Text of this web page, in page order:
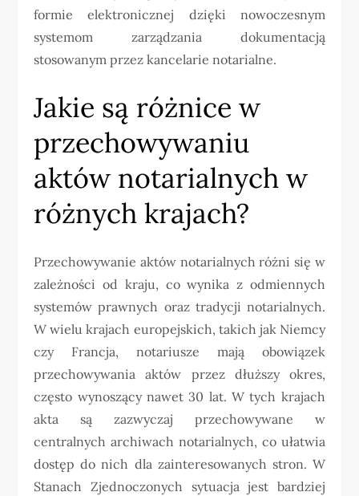
formie elektronicznej dzięki nowoczesnym
systemom zarządzania dokumentacją
stosowanym przez kancelarie notarialne.
Jakie są różnice w
przechowywaniu
aktów notarialnych w
różnych krajach?
Przechowywanie aktów notarialnych różni się w
zależności od kraju, co wynika z odmiennych
systemów prawnych oraz tradycji notarialnych.
W wielu krajach europejskich, takich jak Niemcy
czy Francja, notariusze mają obowiązek
przechowywania aktów przez dłuższy okres,
często wynoszący nawet 30 lat. W tych krajach
akta są zazwyczaj przechowywane w
centralnych archiwach notarialnych, co ułatwia
dostęp do nich dla zainteresowanych stron. W
Stanach Zjednoczonych sytuacja jest bardziej